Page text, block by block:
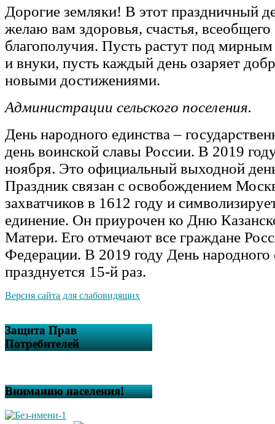
Дорогие земляки! В этот праздничный
желаю вам здоровья, счастья, всеобщего
благополучия. Пусть растут под
и внуки, пусть каждый день озаряет
новыми достижениями.
Администрации сельского поселения.
День народного единства –
день воинской славы России. В 2019
ноября. Это официальный выходной
Праздник связан с освобождением
захватчиков в 1612 году и
единение. Он приурочен ко Дню
Матери. Его отмечают все граждане
Федерации. В 2019 году День народного
празднуется 15-й раз.
Версия сайта для слабовидящих
Защита Прав
Потребителей
Вниманию населения!